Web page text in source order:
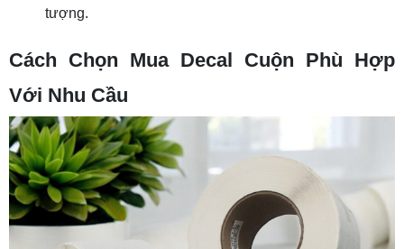
tượng.
Cách Chọn Mua Decal Cuộn Phù Hợp
Với Nhu Cầu